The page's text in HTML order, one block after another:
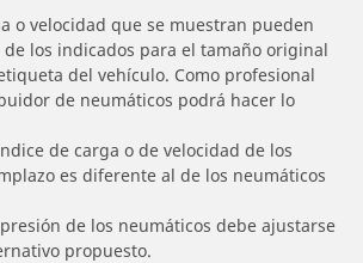
o velocidad que se muestran pueden
los indicados para el tamaño original
del vehículo. Como profesional
de neumáticos podrá hacer lo
de carga o de velocidad de los
es diferente al de los neumáticos
de los neumáticos debe ajustarse
propuesto.